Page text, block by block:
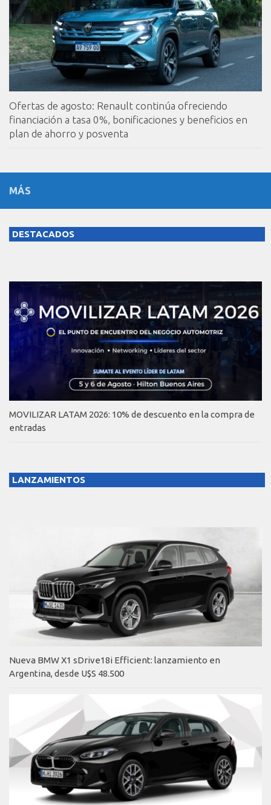
Ofertas de agosto: Renault continúa ofreciendo
financiación a tasa 0%, bonificaciones y beneficios en
plan de ahorro y posventa
MÁS
DESTACADOS
MOVILIZAR LATAM 2026: 10% de descuento en la compra de
entradas
LANZAMIENTOS
Nueva BMW X1 sDrive18i Efficient: lanzamiento en
Argentina, desde U$S 48.500